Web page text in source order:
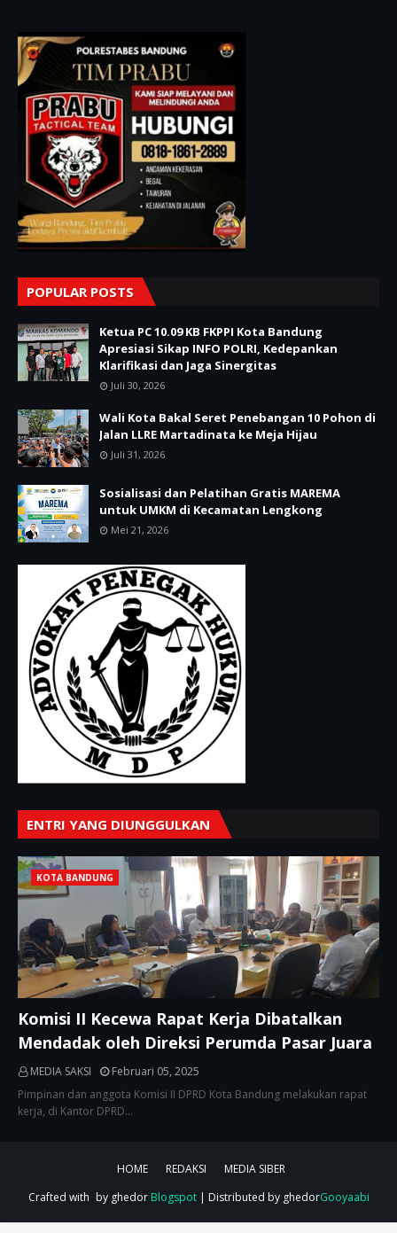
POPULAR POSTS
Ketua PC 10.09 KB FKPPI Kota Bandung
Apresiasi Sikap INFO POLRI, Kedepankan
Klarifikasi dan Jaga Sinergitas
Juli 30, 2026
Wali Kota Bakal Seret Penebangan 10 Pohon di
Jalan LLRE Martadinata ke Meja Hijau
Juli 31, 2026
Sosialisasi dan Pelatihan Gratis MAREMA
untuk UMKM di Kecamatan Lengkong
Mei 21, 2026
ENTRI YANG DIUNGGULKAN
KOTA BANDUNG
Komisi II Kecewa Rapat Kerja Dibatalkan
Mendadak oleh Direksi Perumda Pasar Juara
MEDIA SAKSI
Februari 05, 2025
Pimpinan dan anggota Komisi II DPRD Kota Bandung melakukan rapat
kerja, di Kantor DPRD…
HOME REDAKSI
MEDIA SIBER
Crafted with by ghedor Blogspot| Distributed by ghedorGooyaabi